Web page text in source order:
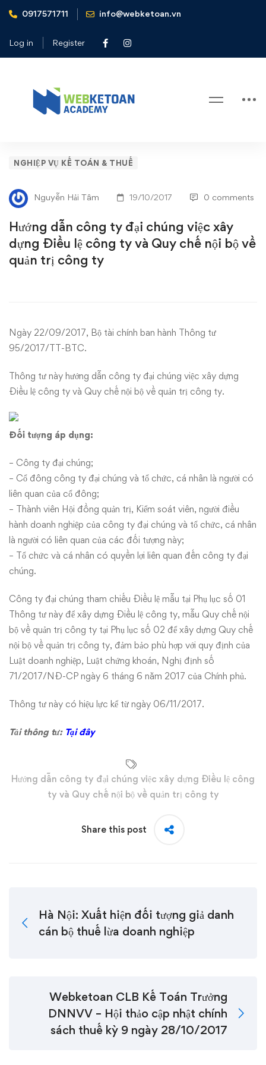
0917571711 info@webketoan.vn
Log in Register
Home
Nghiệp vụ Kế toán & Thuế
và Quy chế nội bộ về quản trị công ty
Hướng
dẫn
công
ty
đại
việc
xây
dựng
Điều
lệ
công
ty
và
Quy
chế
bộ
về
quản
công
ty
NGHIỆP VỤ KẾ TOÁN & THUẾ
Nguyễn Hải Tâm 19/10/2017 0 comments
Hướng dẫn công ty đại chúng việc xây
dựng Điều lệ công ty và Quy chế nội bộ về
quản trị công ty
Ngày 22/09/2017, Bộ tài chính ban hành Thông tư
95/2017/TT-BTC.
Thông tư này hướng dẫn công ty đại chúng việc xây dựng
Điều lệ công ty và Quy chế nội bộ về quản trị công ty.
Đối tượng áp dụng:
– Công ty đại chúng;
– Cổ đông công ty đại chúng và tổ chức, cá nhân là người có
liên quan của cổ đông;
– Thành viên Hội đồng quản trị, Kiểm soát viên, người điều
hành doanh nghiệp của công ty đại chúng và tổ chức, cá nhân
là người có liên quan của các đối tượng này;
– Tổ chức và cá nhân có quyền lợi liên quan đến công ty đại
chúng.
Công ty đại chúng tham chiếu Điều lệ mẫu tại Phụ lục số 01
Thông tư này để xây dựng Điều lệ công ty, mẫu Quy chế nội
bộ về quản trị công ty tại Phụ lục số 02 để xây dựng Quy chế
nội bộ về quản trị công ty, đảm bảo phù hợp với quy định của
Luật doanh nghiệp, Luật chứng khoán, Nghị định số
71/2017/NĐ-CP ngày 6 tháng 6 năm 2017 của Chính phủ.
Thông tư này có hiệu lực kể từ ngày 06/11/2017.
Tải thông tư: Tại đây
Hướng dẫn công ty đại chúng việc xây dựng Điều lệ công
ty và Quy chế nội bộ về quản trị công ty
Share this post
Hà Nội: Xuất hiện đối tượng giả danh
cán bộ thuế lừa doanh nghiệp
Webketoan CLB Kế Toán Trưởng
DNNVV – Hội thảo cập nhật chính
sách thuế kỳ 9 ngày 28/10/2017